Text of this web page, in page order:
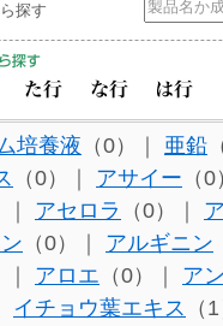
探す
培養液 （0）｜ 亜鉛
（0）｜ アサイー （
｜ アセロラ （0）｜
（0）｜ アルギニン
｜ アロエ （0）｜ ア
イチョウ葉エキス
（